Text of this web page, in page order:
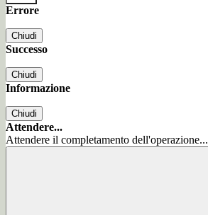
Errore
Chiudi
Successo
Chiudi
Informazione
Chiudi
Attendere...
Attendere il completamento dell'operazione...